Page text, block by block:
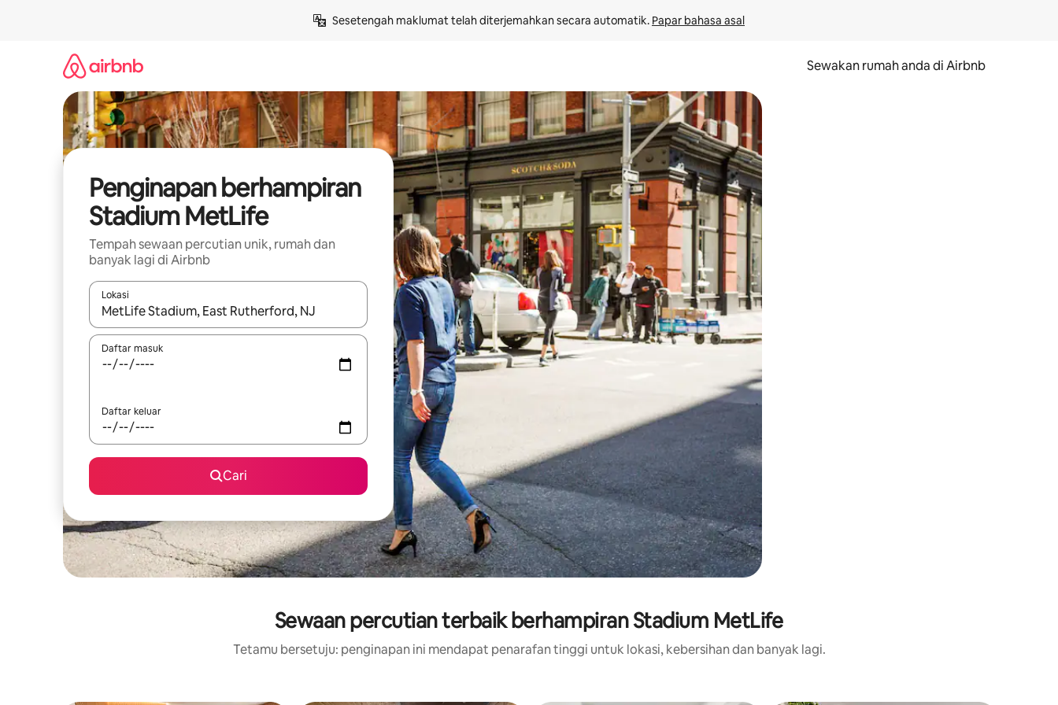
Sesetengah maklumat telah diterjemahkan secara automatik. Papar bahasa asal
Sewakan rumah anda di Airbnb
Penginapan berhampiran
Stadium MetLife
Tempah sewaan percutian unik, rumah dan
banyak lagi di Airbnb
Lokasi
Apabila hasil tersedia, navigasi dengan kekunci anak panah atas dan bawah atau teroka dengan sentuhan atau gerak leret.
Daftar masuk
Daftar keluar
Cari
Sewaan percutian terbaik berhampiran Stadium MetLife
Tetamu bersetuju: penginapan ini mendapat penarafan tinggi untuk lokasi, kebersihan dan banyak lagi.